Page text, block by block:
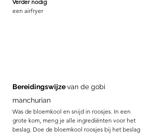
Verder nodig
een airfryer
Bereidingswijze van de gobi
manchurian
Was de bloemkool en snijd in roosjes. In een
grote kom, meng je alle ingrediënten voor het
beslag. Doe de bloemkool roosjes bij het beslag